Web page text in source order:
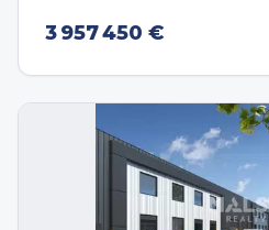
3 957 450 €